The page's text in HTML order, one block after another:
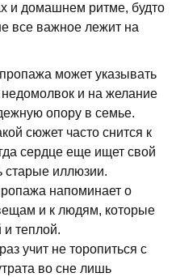
и домашнем ритме, будто
все важное лежит на
пропажа может указывать
недомолвок и на желание
опору в семье.
сюжет часто снится к
сердце еще ищет свой
старые иллюзии.
напоминает о
и к людям, которые
и теплой.
учит не торопиться с
во сне лишь